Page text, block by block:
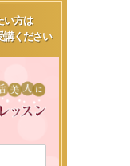
い方は
講ください